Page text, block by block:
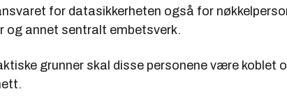
for datasikkerheten også for
og annet sentralt embetsverk.
grunner skal disse personene være koblet